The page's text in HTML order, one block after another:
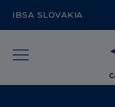
IBSA SLOVAKIA